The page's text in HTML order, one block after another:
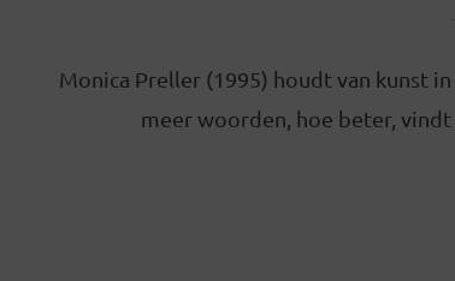
Monica Preller (1995) houdt van kunst
meer woorden, hoe beter,